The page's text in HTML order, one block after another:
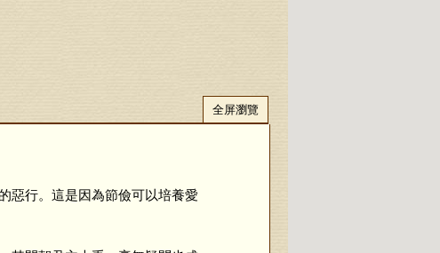
全屏瀏覽
行。這是因為節儉可以培養愛